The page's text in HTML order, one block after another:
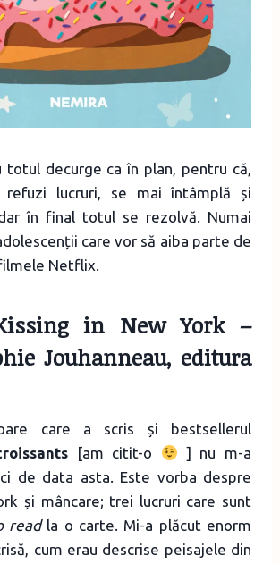
totul decurge ca în plan, pentru că,
refuzi lucruri, se mai întâmplă și
în final totul se rezolvă. Numai
care vor să aiba parte de
Netflix.
in New York–
Jouhanneau, editura
care a scris și bestsellerul
[am citit-o
] nu m-a
de data asta. Este vorba despre
și mâncare; trei lucruri care sunt
readla o carte. Mi-a plăcut enorm
cum erau descrise peisajele din